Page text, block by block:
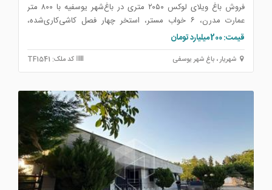
فروش باغ ویلای لوکس ۲۰۵۰ متری در باغ‌شهر یوسفیه با ۸۰۰ متر
عمارت مدرن، ۶ خواب مستر، استخر چهار فصل کاشی‌کاری‌شده،
آسانسور، روف گاردن، سالن دنس، انشعابات قانونی، جواز ساخت و
پایان کار شهرداری.
قیمت: 200 میلیارد تومان
شهریار ، باغ شهر یوسفی کد ملک: TF1541